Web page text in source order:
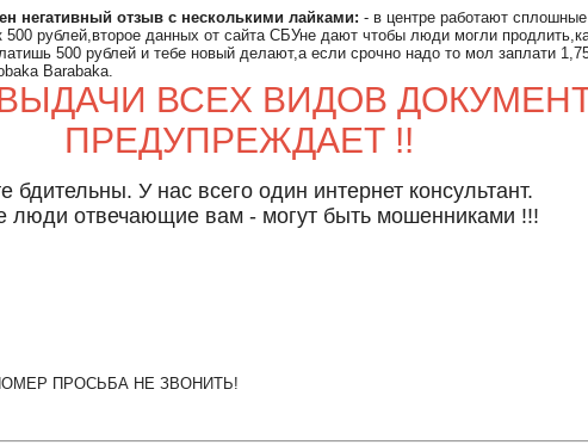
негативный отзыв с несколькими лайками: - в центре работают
500 рублей,второе данных от сайта СБУне дают чтобы люди могли
500 рублей и тебе новый делают,а если срочно надо то мол заплати
Barabaka.
ВСЕХ ВИДОВ
ПРЕДУПРЕЖДАЕТ !!
бдительны. У нас всего один интернет консультант.
люди отвечающие вам - могут быть мошенниками !!!
ПРОСЬБА НЕ ЗВОНИТЬ!